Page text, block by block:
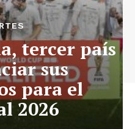
tercer país
sus
para el
2026